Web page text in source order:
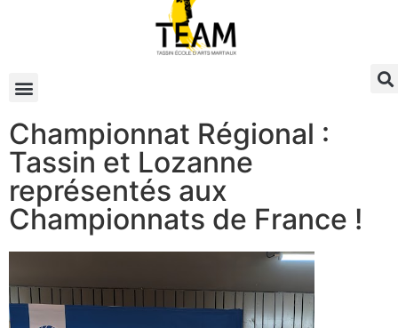
Championnat Régional :
Tassin et Lozanne
représentés aux
Championnats de France !